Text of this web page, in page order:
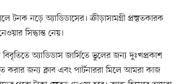
টনক নড়ে অ্যাডিডাসের। ক্রীড়াসামগ্রী প্রস্তুতকারক
সিদ্ধান্ত নেয়।
বিবৃতিতে অ্যাডিডাস জার্সিতে ভুলের জন্য দুঃখপ্রকাশ
জন্য ক্লাব এবং পার্টনাররা মিলে আমরা কাজ